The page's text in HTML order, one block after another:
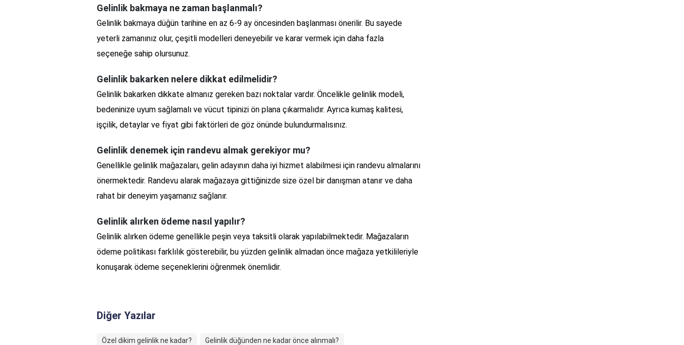
Gelinlik bakmaya ne zaman başlanmalı?
Gelinlik bakmaya düğün tarihine en az 6-9 ay öncesinden başlanması önerilir. Bu sayede
yeterli zamanınız olur, çeşitli modelleri deneyebilir ve karar vermek için daha fazla
seçeneğe sahip olursunuz.
Gelinlik bakarken nelere dikkat edilmelidir?
Gelinlik bakarken dikkate almanız gereken bazı noktalar vardır. Öncelikle gelinlik modeli,
bedeninize uyum sağlamalı ve vücut tipinizi ön plana çıkarmalıdır. Ayrıca kumaş kalitesi,
işçilik, detaylar ve fiyat gibi faktörleri de göz önünde bulundurmalısınız.
Gelinlik denemek için randevu almak gerekiyor mu?
Genellikle gelinlik mağazaları, gelin adayının daha iyi hizmet alabilmesi için randevu almalarını
önermektedir. Randevu alarak mağazaya gittiğinizde size özel bir danışman atanır ve daha
rahat bir deneyim yaşamanız sağlanır.
Gelinlik alırken ödeme nasıl yapılır?
Gelinlik alırken ödeme genellikle peşin veya taksitli olarak yapılabilmektedir. Mağazaların
ödeme politikası farklılık gösterebilir, bu yüzden gelinlik almadan önce mağaza yetkilileriyle
konuşarak ödeme seçeneklerini öğrenmek önemlidir.
Diğer Yazılar
Özel dikim gelinlik ne kadar? Gelinlik düğünden ne kadar önce alınmalı?